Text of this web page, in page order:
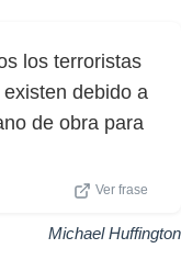
los terroristas
debido a
de obra para
Ver frase
Michael Huffington